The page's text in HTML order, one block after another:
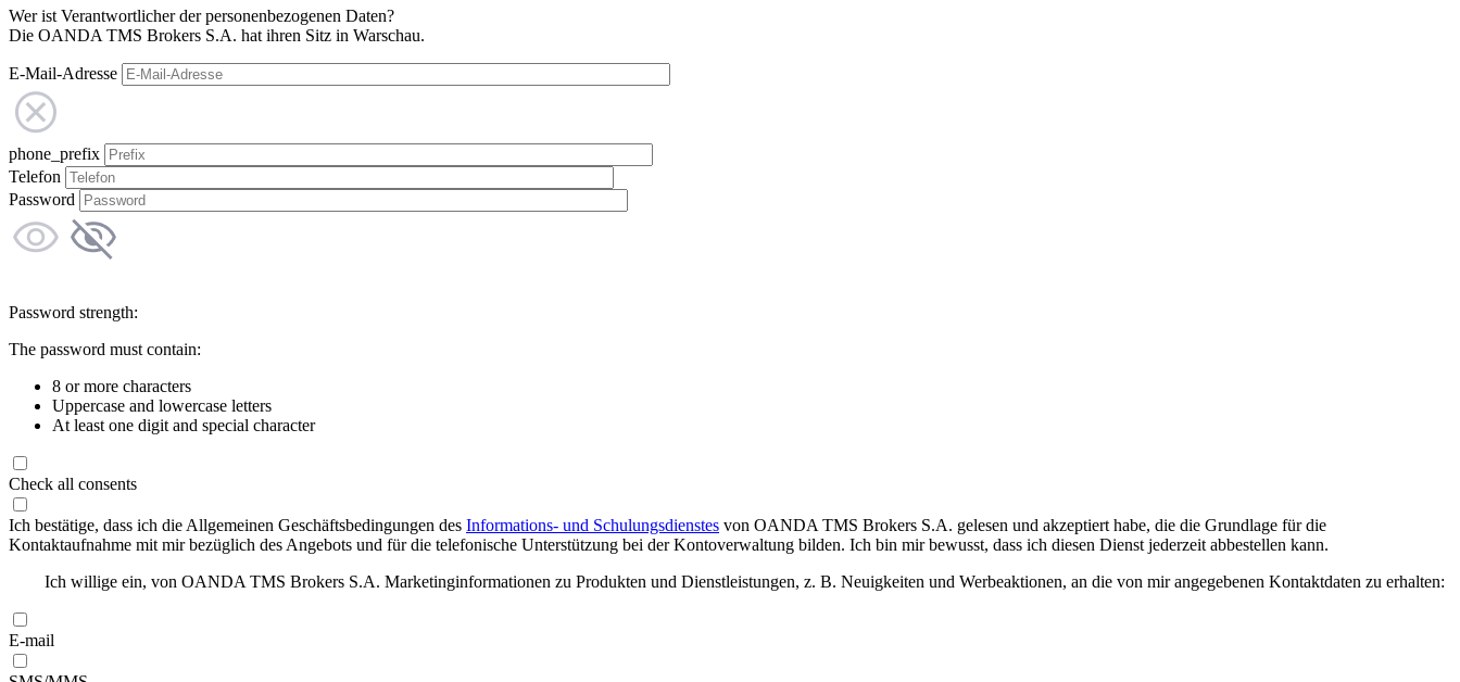
Wer ist Verantwortlicher der personenbezogenen Daten?
Die OANDA TMS Brokers S.A. hat ihren Sitz in Warschau.
E-Mail-Adresse
phone_prefix
Telefon
Password
Password strength:
The password must contain:
8 or more characters
Uppercase and lowercase letters
At least one digit and special character
Check all consents
Ich bestätige, dass ich die Allgemeinen Geschäftsbedingungen des Informations- und Schulungsdienstes von OANDA TMS Brokers S.A. gelesen und akzeptiert habe, die die Grundlage für die
Kontaktaufnahme mit mir bezüglich des Angebots und für die telefonische Unterstützung bei der Kontoverwaltung bilden. Ich bin mir bewusst, dass ich diesen Dienst jederzeit abbestellen kann.
Ich willige ein, von OANDA TMS Brokers S.A. Marketinginformationen zu Produkten und Dienstleistungen, z. B. Neuigkeiten und Werbeaktionen, an die von mir angegebenen Kontaktdaten zu erhalten:
E-mail